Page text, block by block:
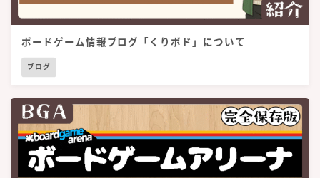
ボードゲーム情報ブログ「くりボド」について
ブログ